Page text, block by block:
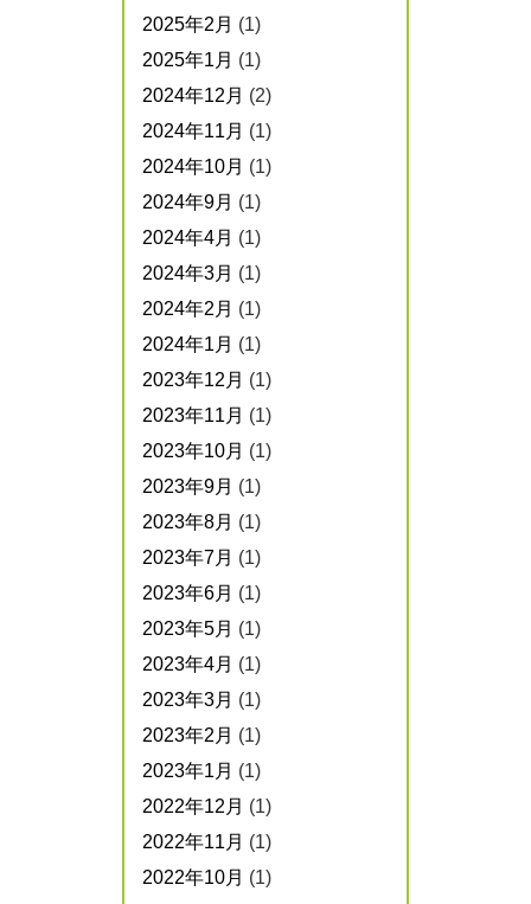
2025年2月 (1)
2025年1月 (1)
2024年12月 (2)
2024年11月 (1)
2024年10月 (1)
2024年9月 (1)
2024年4月 (1)
2024年3月 (1)
2024年2月 (1)
2024年1月 (1)
2023年12月 (1)
2023年11月 (1)
2023年10月 (1)
2023年9月 (1)
2023年8月 (1)
2023年7月 (1)
2023年6月 (1)
2023年5月 (1)
2023年4月 (1)
2023年3月 (1)
2023年2月 (1)
2023年1月 (1)
2022年12月 (1)
2022年11月 (1)
2022年10月 (1)